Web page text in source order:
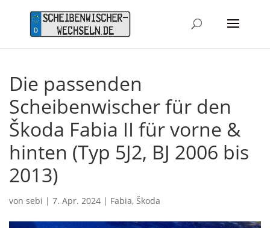
Die passenden
Scheibenwischer für den
Škoda Fabia II für vorne &
hinten (Typ 5J2, BJ 2006 bis
2013)
von sebi | 7. Apr. 2024 | Fabia, Škoda